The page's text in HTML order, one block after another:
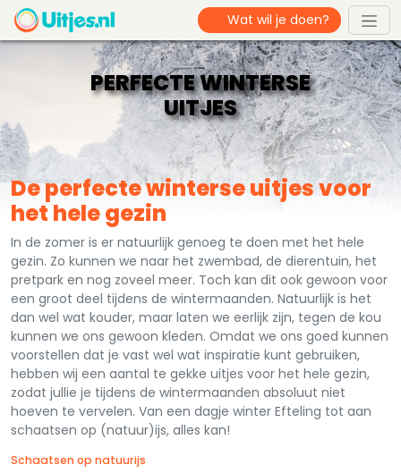
PERFECTE WINTERSE
UITJES
De perfecte winterse uitjes voor
het hele gezin
In de zomer is er natuurlijk genoeg te doen met het hele
gezin. Zo kunnen we naar het zwembad, de dierentuin, het
pretpark en nog zoveel meer. Toch kan dit ook gewoon voor
een groot deel tijdens de wintermaanden. Natuurlijk is het
dan wel wat kouder, maar laten we eerlijk zijn, tegen de kou
kunnen we ons gewoon kleden. Omdat we ons goed kunnen
voorstellen dat je vast wel wat inspiratie kunt gebruiken,
hebben wij een aantal te gekke uitjes voor het hele gezin,
zodat jullie je tijdens de wintermaanden absoluut niet
hoeven te vervelen. Van een dagje winter Efteling tot aan
schaatsen op (natuur)ijs, alles kan!
Schaatsen op natuurijs